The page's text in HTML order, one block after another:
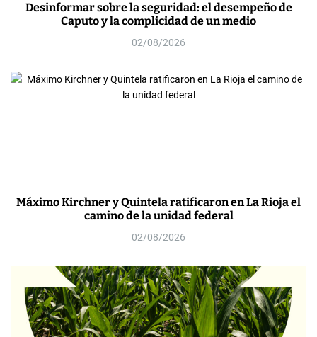
Desinformar sobre la seguridad: el desempeño de
Caputo y la complicidad de un medio
02/08/2026
Máximo Kirchner y Quintela ratificaron en La Rioja el
camino de la unidad federal
02/08/2026